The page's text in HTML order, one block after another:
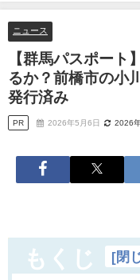
橋市の小川市長が既に前橋パス
ニュース
【群馬パスポート
るか？前橋市の小
発行済み
PR 2026年5月6日 2026
もくじ [閉